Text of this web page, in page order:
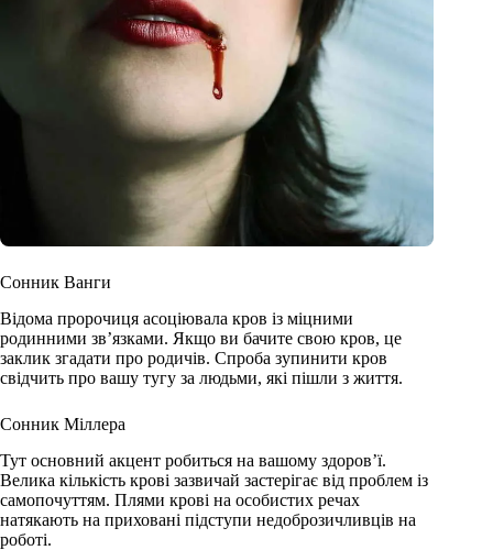
Сонник Ванги
Відома пророчиця асоціювала кров із міцними
родинними зв’язками. Якщо ви бачите свою кров, це
заклик згадати про родичів. Спроба зупинити кров
свідчить про вашу тугу за людьми, які пішли з життя.
Сонник Міллера
Тут основний акцент робиться на вашому здоров’ї.
Велика кількість крові зазвичай застерігає від проблем із
самопочуттям. Плями крові на особистих речах
натякають на приховані підступи недоброзичливців на
роботі.